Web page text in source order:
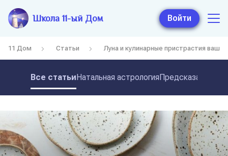
Школа 11-ый Дом Войти
11 Дом Статьи Луна и кулинарные пристрастия
Все статьиНатальная астрология